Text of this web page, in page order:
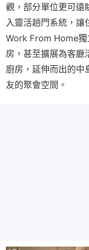
觀，部分單位更可遠
入靈活趟門系統，讓
Work From Home獨
房，甚至擴展為客廳
廚房，延伸而出的中
友的聚會空間。